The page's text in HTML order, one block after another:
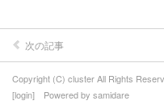
次の記事
Copyright (C) cluster All Rights
[login] Powered by samidare